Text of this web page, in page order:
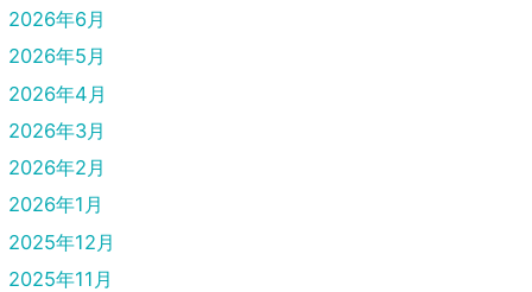
2026年6月
2026年5月
2026年4月
2026年3月
2026年2月
2026年1月
2025年12月
2025年11月